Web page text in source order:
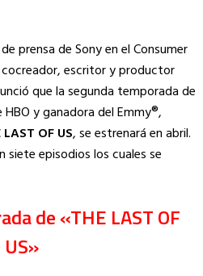
prensa de Sony en el Consumer
cocreador, escritor y productor
que la segunda temporada de
y ganadora del Emmy®,
LAST OF US, se estrenará en abril.
episodios los cuales se
de «THE LAST OF
US»